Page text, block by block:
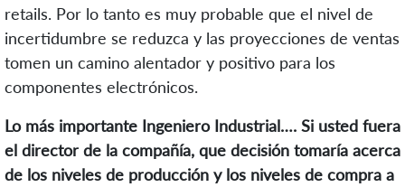
retails. Por lo tanto es muy probable que el nivel de
incertidumbre se reduzca y las proyecciones de ventas
tomen un camino alentador y positivo para los
componentes electrónicos.
Lo más importante Ingeniero Industrial…. Si usted fuera
el director de la compañía, que decisión tomaría acerca
de los niveles de producción y los niveles de compra a